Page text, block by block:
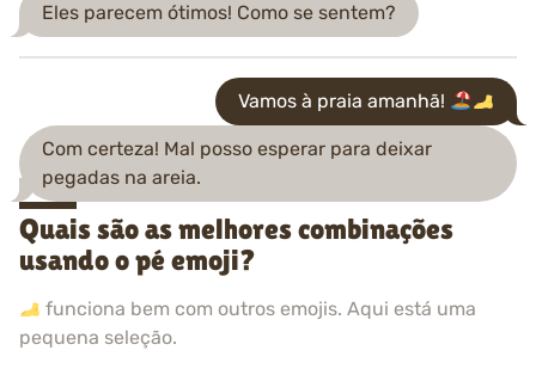
Eles parecem ótimos! Como se sentem?
Vamos à praia amanhã!
Com certeza! Mal posso esperar para deixar
pegadas na areia.
Quais são as melhores combinações
usando o pé emoji?
funciona bem com outros emojis. Aqui está uma
pequena seleção.